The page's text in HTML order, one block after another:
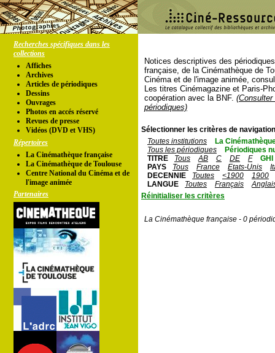
Recherches spécifiques dans les
collections
Affiches
Archives
Articles de périodiques
Dessins
Ouvrages
Photos en accés réservé
Revues de presse
Vidéos (DVD et VHS)
Répertoires
La Cinémathèque française
La Cinémathèque de Toulouse
Centre National du Cinéma et de
l'image animée
Partenaires
Notices descriptives des
française, de la Cinémathèque de
Cinéma et de l'image animée,
Les titres Cinémagazine et Paris-
coopération avec la BNF.
périodiques)
Sélectionner les critères de
Toutes institutions
La
Tous les périodiques
Périodiques
TITRE
Tous AB C DE F
GHI
PAYS
Tous France Etats-Unis
DECENNIE
Toutes <1900
1900
LANGUE
Toutes Français
Réinitialiser les critères
La Cinémathèque française - 0